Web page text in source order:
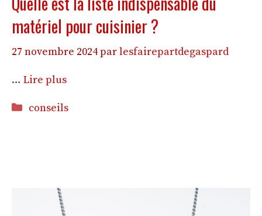
matériel pour cuisinier ?
27 novembre 2024parlesfairepartdegaspard
… Lire plus
Catégories
conseils